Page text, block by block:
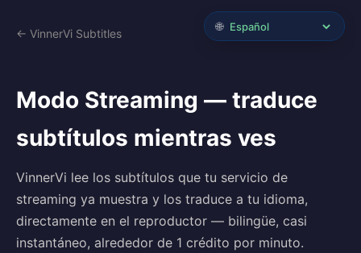
← VinnerVi Subtitles
Modo Streaming — traduce
subtítulos mientras ves
VinnerVi lee los subtítulos que tu servicio de
streaming ya muestra y los traduce a tu idioma,
directamente en el reproductor — bilingüe, casi
instantáneo, alrededor de 1 crédito por minuto.
🌐